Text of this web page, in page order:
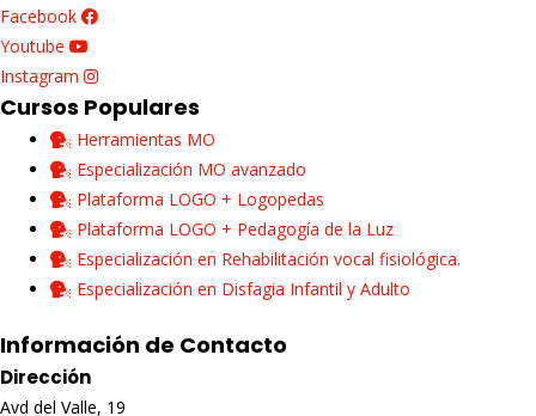
Facebook
Youtube
Instagram
Cursos Populares
Herramientas MO
Especialización MO avanzado
Plataforma LOGO + Logopedas
Plataforma LOGO + Pedagogía de la Luz
Especialización en Rehabilitación vocal fisiológica.
Especialización en Disfagia Infantil y Adulto
Información de Contacto
Dirección
Avd del Valle, 19